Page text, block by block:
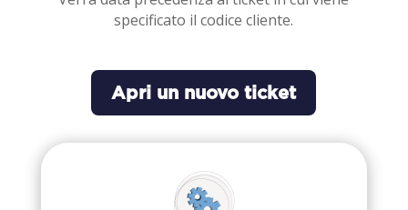
specificato il codice cliente.
Apri un nuovo ticket